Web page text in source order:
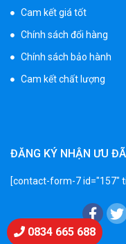
Xe
Cam kết giá tốt
Chính sách đổi hàng
Chính sách bảo hành
Cam kết chất lượng
ĐĂNG KÝ NHẬN ƯU
[contact-form-7 id="157"
Chat Zalo
0834 665 688